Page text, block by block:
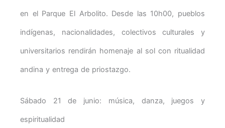
en el Parque El Arbolito. Desde las 10h00, pueblos
indígenas, nacionalidades, colectivos culturales y
universitarios rendirán homenaje al sol con ritualidad
andina y entrega de priostazgo.
Sábado 21 de junio: música, danza, juegos y
espiritualidad